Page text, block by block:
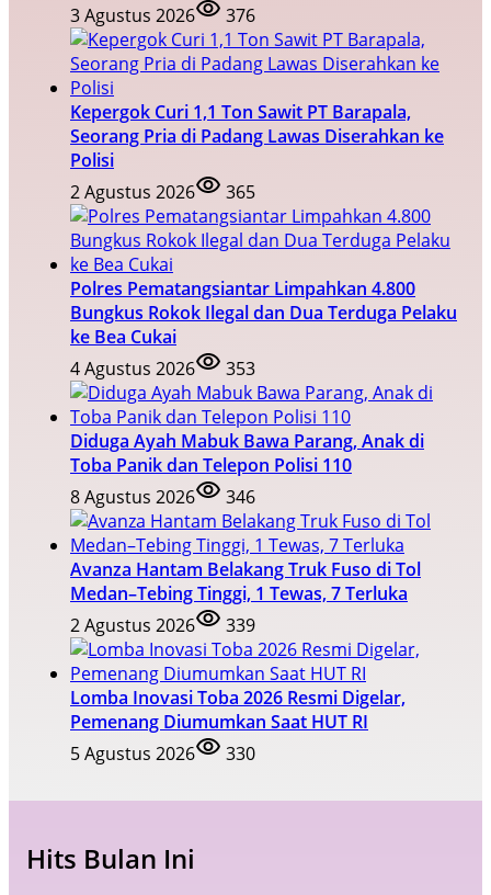
3 Agustus 2026 376
Kepergok Curi 1,1 Ton Sawit PT Barapala,
Seorang Pria di Padang Lawas Diserahkan ke
Polisi
2 Agustus 2026
365
Polres Pematangsiantar Limpahkan 4.800
Bungkus Rokok Ilegal dan Dua Terduga Pelaku
ke Bea Cukai
4 Agustus 2026
353
Diduga Ayah Mabuk Bawa Parang, Anak di
Toba Panik dan Telepon Polisi 110
8 Agustus 2026
346
Avanza Hantam Belakang Truk Fuso di Tol
Medan–Tebing Tinggi, 1 Tewas, 7 Terluka
2 Agustus 2026
339
Lomba Inovasi Toba 2026 Resmi Digelar,
Pemenang Diumumkan Saat HUT RI
5 Agustus 2026
330
Hits Bulan Ini